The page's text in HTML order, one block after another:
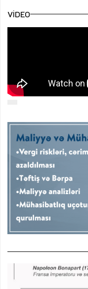
VIDEO